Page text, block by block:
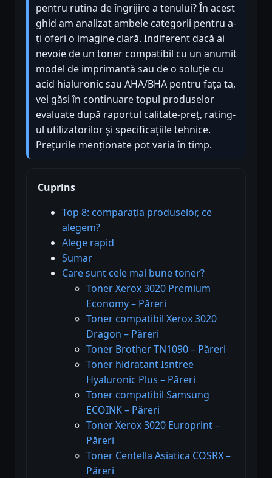
pentru rutina de îngrijire a tenului? În acest
ghid am analizat ambele categorii pentru a-
ți oferi o imagine clară. Indiferent dacă ai
nevoie de un toner compatibil cu un anumit
model de imprimantă sau de o soluție cu
acid hialuronic sau AHA/BHA pentru fața ta,
vei găsi în continuare topul produselor
evaluate după raportul calitate-preț, rating-
ul utilizatorilor și specificațiile tehnice.
Prețurile menționate pot varia în timp.
Cuprins
Top 8: comparația produselor, ce
alegem?
Alege rapid
Sumar
Care sunt cele mai bune toner?
Toner Xerox 3020 Premium
Economy – Păreri
Toner compatibil Xerox 3020
Dragon – Păreri
Toner Brother TN1090 – Păreri
Toner hidratant Isntree
Hyaluronic Plus – Păreri
Toner compatibil Samsung
ECOINK – Păreri
Toner Xerox 3020 Europrint –
Păreri
Toner Centella Asiatica COSRX –
Păreri